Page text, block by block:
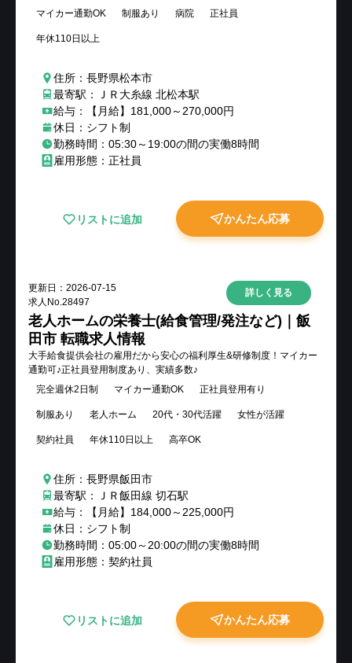
マイカー通勤OK
制服あり 病院 正社員
年休110日以上
住所：長野県松本市
最寄駅：ＪＲ大糸線 北松本駅
給与：【月給】181,000～270,000円
休日：シフト制
勤務時間：05:30～19:00の間の実働8時間
雇用形態：正社員
リストに追加 かんたん応募
更新日： 2026-07-15
求人No.28497
詳しく見る
老人ホームの栄養士(給食管理/発注など)｜飯
田市 転職求人情報
大手給食提供会社の雇用だから安心の福利厚生&研修制度！マイカー
通勤可♪正社員登用制度あり、実績多数♪
完全週休2日制
マイカー通勤OK 正社員登用有り
制服あり 老人ホーム 20代・30代活躍 女性が活躍
契約社員 年休110日以上 高卒OK
住所：長野県飯田市
最寄駅：ＪＲ飯田線 切石駅
給与：【月給】184,000～225,000円
休日：シフト制
勤務時間：05:00～20:00の間の実働8時間
雇用形態：契約社員
リストに追加 かんたん応募